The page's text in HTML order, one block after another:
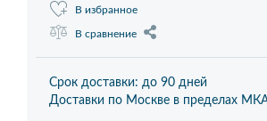
В избранное
В сравнение
Срок доставки: до 90 дней
Доставки по Москве в пределах